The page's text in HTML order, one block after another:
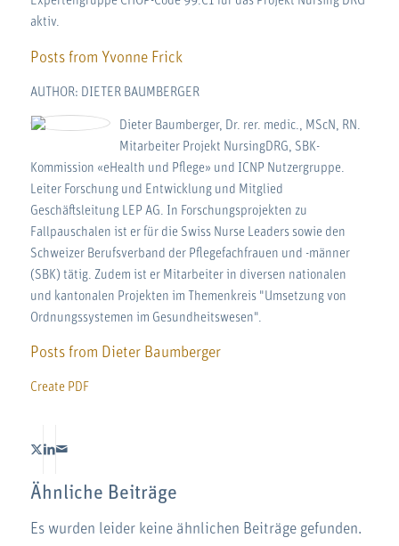
aktiv.
Posts from Yvonne Frick
AUTHOR: DIETER BAUMBERGER
Dieter Baumberger, Dr. rer. medic., MScN, RN.
Mitarbeiter Projekt NursingDRG, SBK-
Kommission «eHealth und Pflege» und ICNP Nutzergruppe.
Leiter Forschung und Entwicklung und Mitglied
Geschäftsleitung LEP AG. In Forschungsprojekten zu
Fallpauschalen ist er für die Swiss Nurse Leaders sowie den
Schweizer Berufsverband der Pflegefachfrauen und -männer
(SBK) tätig. Zudem ist er Mitarbeiter in diversen nationalen
und kantonalen Projekten im Themenkreis "Umsetzung von
Ordnungssystemen im Gesundheitswesen".
Posts from Dieter Baumberger
Create PDF
Ähnliche Beiträge
Es wurden leider keine ähnlichen Beiträge gefunden.